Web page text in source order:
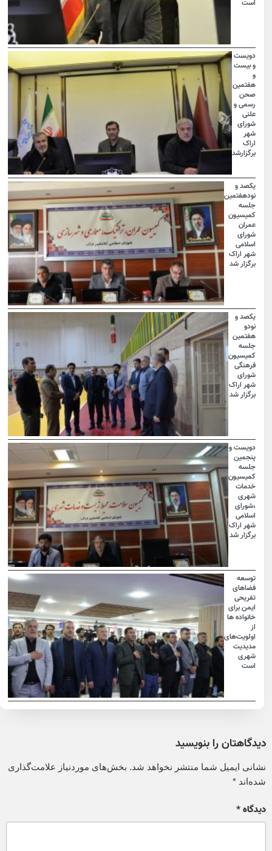
است
دویست
و بیست
هفتمین
صحن
رسمی و
علنی
شورای
شهر
اراک
برگزارشد
یکصد و
نودهفتمین
جلسه
کمیسیون
عمران
شورای
اسلامی
شهر اراک
برگزار شد
یکصد و
نودو
هفتمین
جلسه
کمیسیون
فرهنگی
شورای
شهر اراک
برگزار شد
دویست و
پنجمین
جلسه
کمیسیون
خدمات
شهری
،شورای
اسلامی
شهر اراک
برگزار شد
توسعه
فضاهای
تفریحی
ایمن برای
خانواده ها
اولویت‌های
مدیدیت
شهری
است
دیدگاهتان را بنویسید
نشانی ایمیل شما منتشر نخواهد شد. بخش‌های موردنیاز علامت‌گذاری
شده‌اند*
دیدگاه*